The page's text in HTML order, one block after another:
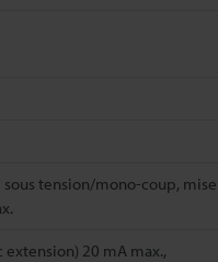
tension/mono-coup, mise
extension) 20 mA max.,